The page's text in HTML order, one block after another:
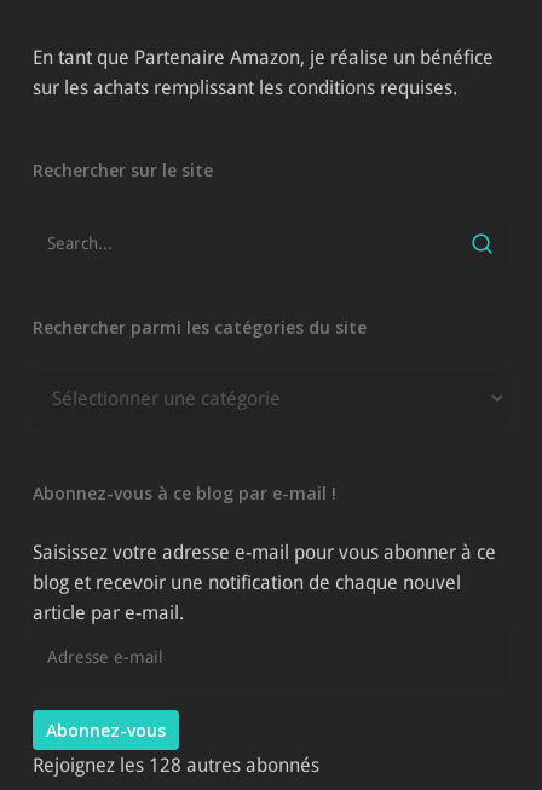
En tant que Partenaire Amazon, je réalise un bénéfice
sur les achats remplissant les conditions requises.
Rechercher sur le site
Rechercher parmi les catégories du site
Rechercher
du
Abonnez-vous à ce blog par e-mail !
Saisissez votre adresse e-mail pour vous abonner à ce
blog et recevoir une notification de chaque nouvel
article par e-mail.
Abonnez-vous
Rejoignez les 128 autres abonnés